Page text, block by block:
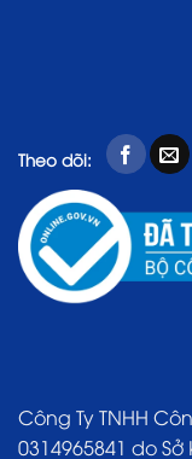
Theo dõi:
Công Ty TNHH
0314965841 do